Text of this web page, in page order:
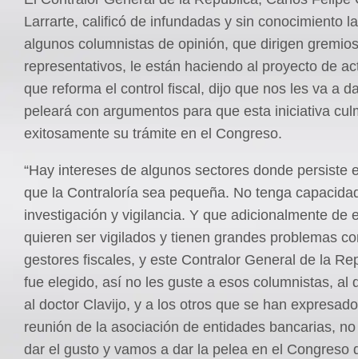
Larrarte, calificó de infundadas y sin conocimiento
algunos columnistas de opinión, que dirigen gremios
representativos, le están haciendo al proyecto de
que reforma el control fiscal, dijo que nos les va a
peleará con argumentos para que esta iniciativa
exitosamente su trámite en el Congreso.
“Hay intereses de algunos sectores donde persiste
que la Contraloría sea pequeña. No tenga
investigación y vigilancia. Y que adicionalmente de
quieren ser vigilados y tienen grandes problemas
gestores fiscales, y este Contralor General de la
fue elegido, así no les guste a esos columnistas, al
al doctor Clavijo, y a los otros que se han
reunión de la asociación de entidades bancarias,
dar el gusto y vamos a dar la pelea en el Congreso